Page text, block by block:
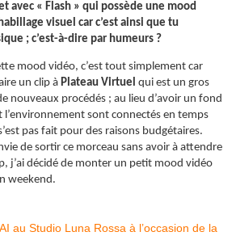
avec « Flash » qui possède une mood
visuel car c’est ainsi que tu
; c’est-à-dire par humeurs ?
mood vidéo, c’est tout simplement car
un clip à Plateau Virtuel qui est un gros
nouveaux procédés ; au lieu d’avoir un fond
l’environnement sont connectés en temps
pas fait pour des raisons budgétaires.
de sortir ce morceau sans avoir à attendre
j’ai décidé de monter un petit mood vidéo
weekend.